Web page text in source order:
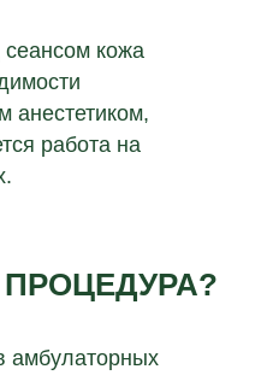
кожа
анестетиком,
работа на
амбулаторных